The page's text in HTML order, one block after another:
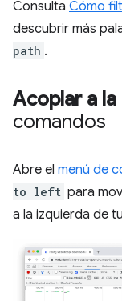
Consulta Cómo
descubrir más
path .
Acoplar a
comandos
Abre el menú de
to left para
a la izquierda de